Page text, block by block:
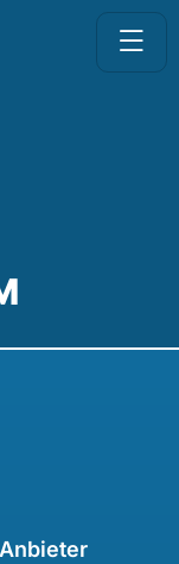
Anbieter